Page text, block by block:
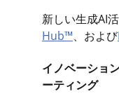
新しい生成AI
Hub™、および
イノベーショ
ーティング